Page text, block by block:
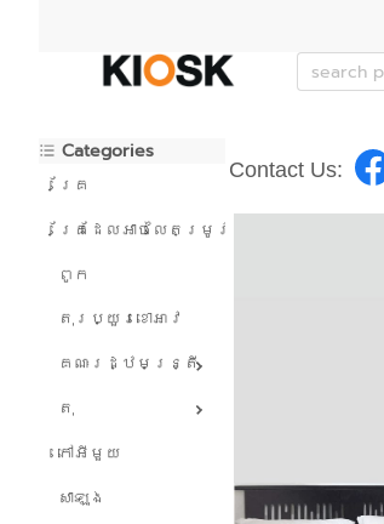
Categories
គ្រែ
គ្រែដែលអាចលៃតម្រូវបាន។
ពូក
តុរប្យួរខោឤវ
គណៈរដ្ឋមន្រ្តី
តុ
កៅអីមួយ
សាឡុង
Contact Us: